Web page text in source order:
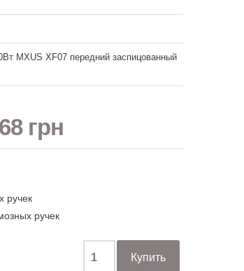
MXUS XF07 передний заспицованный
грн
ручек
ручек